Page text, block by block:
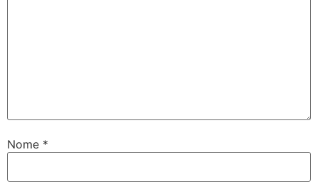
Nome *